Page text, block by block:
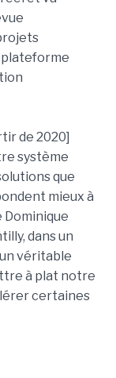
plateforme
de 2020]
système
que
mieux à
Dominique
dans un
véritable
à plat notre
certaines